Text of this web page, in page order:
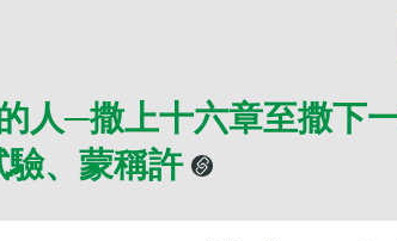
─撒上十六章至撒下一
驗、蒙稱許